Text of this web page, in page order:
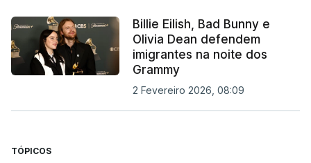
Billie Eilish, Bad Bunny e
Olivia Dean defendem
imigrantes na noite dos
Grammy
2 Fevereiro 2026, 08:09
TÓPICOS